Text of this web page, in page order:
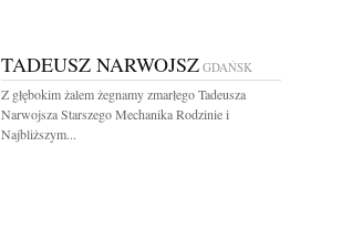
TADEUSZ NARWOJSZ GDAŃSK
Z głębokim żalem żegnamy zmarłego Tadeusza
Narwojsza Starszego Mechanika Rodzinie i
Najbliższym...